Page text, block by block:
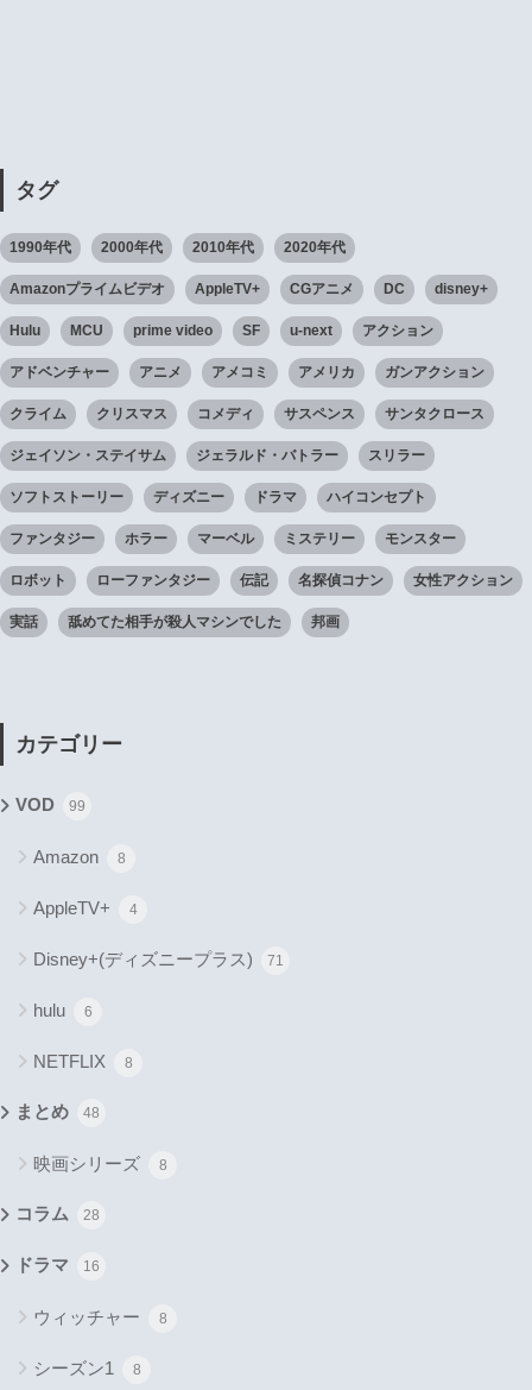
タグ
1990年代 2000年代 2010年代 2020年代
Amazonプライムビデオ AppleTV+ CGアニメ DC disney+
Hulu MCU prime video SF u-next アクション
アドベンチャー アニメ アメコミ アメリカ ガンアクション
クライム クリスマス コメディ サスペンス サンタクロース
ジェイソン・ステイサム ジェラルド・バトラー スリラー
ソフトストーリー ディズニー ドラマ ハイコンセプト
ファンタジー ホラー マーベル ミステリー モンスター
ロボット ローファンタジー 伝記 名探偵コナン 女性アクション
実話 舐めてた相手が殺人マシンでした 邦画
カテゴリー
VOD 99
Amazon 8
AppleTV+ 4
Disney+(ディズニープラス) 71
hulu 6
NETFLIX 8
まとめ 48
映画シリーズ 8
コラム 28
ドラマ 16
ウィッチャー 8
シーズン1 8